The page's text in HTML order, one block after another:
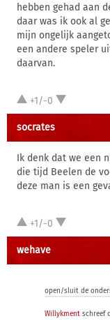
hebben gehad aan
daar was ik ook al
mijn ongelijk
een andere speler
daarvan.
+1/-0
socrates
Ik denk dat we een
die tijd Beelen de
deze man is een
+1/-0
wehave
open/sluit de
Willykment schreef